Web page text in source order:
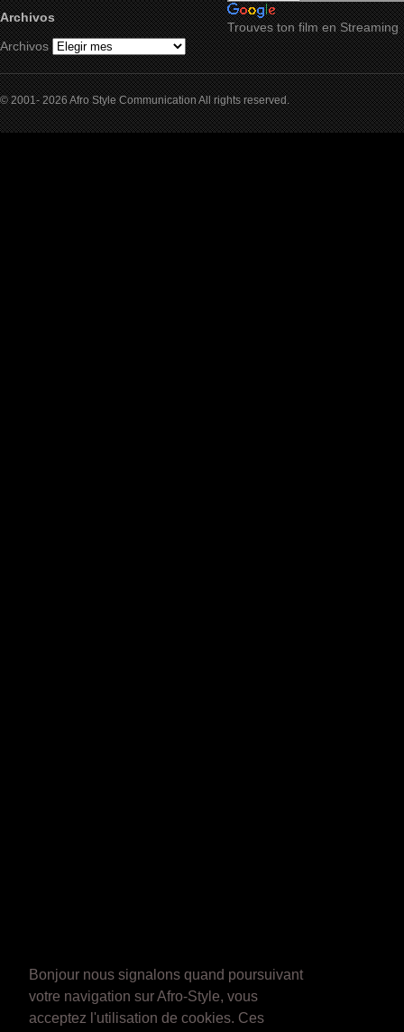
Bonjour nous signalons quand poursuivant
votre navigation sur Afro-Style, vous
acceptez l'utilisation de cookies. Ces
Archivos
Archivos
Trouves ton film en Streaming
© 2001- 2026 Afro Style Communication All rights reserved.